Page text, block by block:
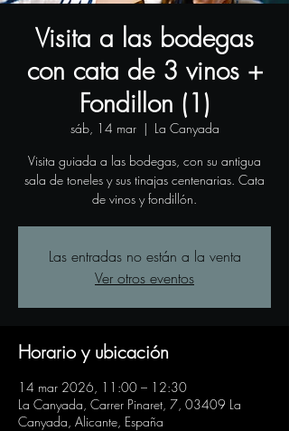
Visita a las bodegas
con cata de 3 vinos +
Fondillon (1)
sáb, 14 mar
  |
La Canyada
Visita guiada a las bodegas, con su antigua
sala de toneles y sus tinajas centenarias. Cata
de vinos y fondillón.
Las entradas no están a la venta
Ver otros eventos
Horario y ubicación
14 mar 2026, 11:00 – 12:30
La Canyada, Carrer Pinaret, 7, 03409 La
Canyada, Alicante, España